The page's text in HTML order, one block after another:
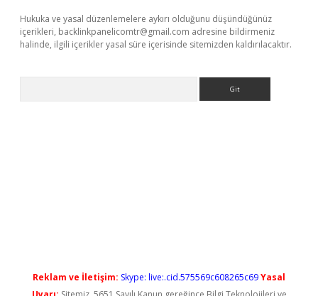
Hukuka ve yasal düzenlemelere aykırı olduğunu düşündüğünüz
içerikleri, backlinkpanelicomtr@gmail.com adresine bildirmeniz
halinde, ilgili içerikler yasal süre içerisinde sitemizden kaldırılacaktır.
Reklam ve İletişim: Skype: live:.cid.575569c608265c69Yasal